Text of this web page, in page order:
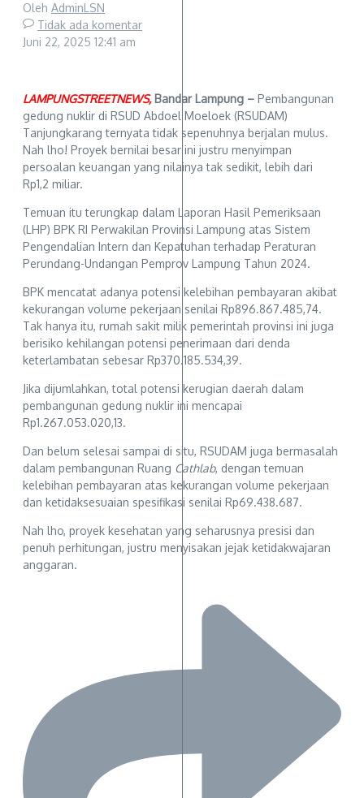
Oleh AdminLSN
Tidak ada komentar
Juni 22, 2025 12:41 am
LAMPUNGSTREETNEWS, Bandar Lampung – Pembangunan
gedung nuklir di RSUD Abdoel Moeloek (RSUDAM)
Tanjungkarang ternyata tidak sepenuhnya berjalan mulus.
Nah lho! Proyek bernilai besar ini justru menyimpan
persoalan keuangan yang nilainya tak sedikit, lebih dari
Rp1,2 miliar.
Temuan itu terungkap dalam Laporan Hasil Pemeriksaan
(LHP) BPK RI Perwakilan Provinsi Lampung atas Sistem
Pengendalian Intern dan Kepatuhan terhadap Peraturan
Perundang-Undangan Pemprov Lampung Tahun 2024.
BPK mencatat adanya potensi kelebihan pembayaran akibat
kekurangan volume pekerjaan senilai Rp896.867.485,74.
Tak hanya itu, rumah sakit milik pemerintah provinsi ini juga
berisiko kehilangan potensi penerimaan dari denda
keterlambatan sebesar Rp370.185.534,39.
Jika dijumlahkan, total potensi kerugian daerah dalam
pembangunan gedung nuklir ini mencapai
Rp1.267.053.020,13.
Dan belum selesai sampai di situ, RSUDAM juga bermasalah
dalam pembangunan Ruang Cathlab, dengan temuan
kelebihan pembayaran atas kekurangan volume pekerjaan
dan ketidaksesuaian spesifikasi senilai Rp69.438.687.
Nah lho, proyek kesehatan yang seharusnya presisi dan
penuh perhitungan, justru menyisakan jejak ketidakwajaran
anggaran.